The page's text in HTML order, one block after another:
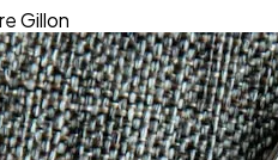
Gillon